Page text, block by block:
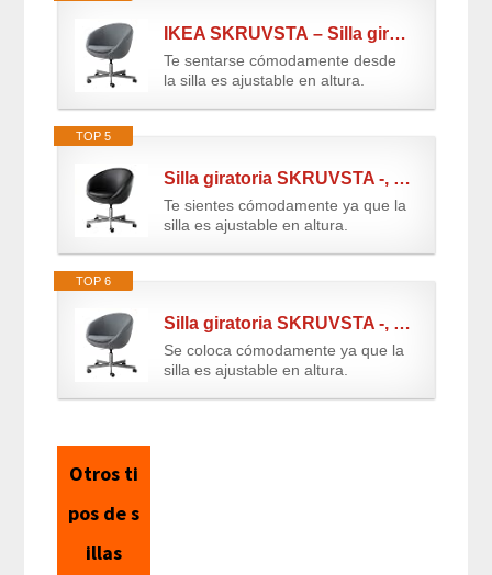
IKEA SKRUVSTA – Silla giratoria, Flackarp gris – 60 x 37 cm
Te sentarse cómodamente desde
la silla es ajustable en altura.
TOP 5
Silla giratoria SKRUVSTA -, Idhult negro
Te sientes cómodamente ya que la
silla es ajustable en altura.
TOP 6
Silla giratoria SKRUVSTA -, Flackarp gris
Se coloca cómodamente ya que la
silla es ajustable en altura.
Otros ti
pos de s
illas